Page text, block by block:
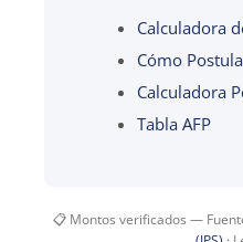
Calculadora
Cómo
Calculadora
Tabla AFP
📋 Montos verificados —